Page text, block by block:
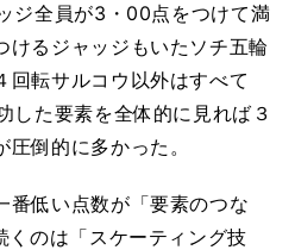
ジ全員が3・00点をつけて満
けるジャッジもいたソチ五輪
回転サルコウ以外はすべて
した要素を全体的に見れば３
倒的に多かった。
低い点数が「要素のつな
のは「スケーティング技